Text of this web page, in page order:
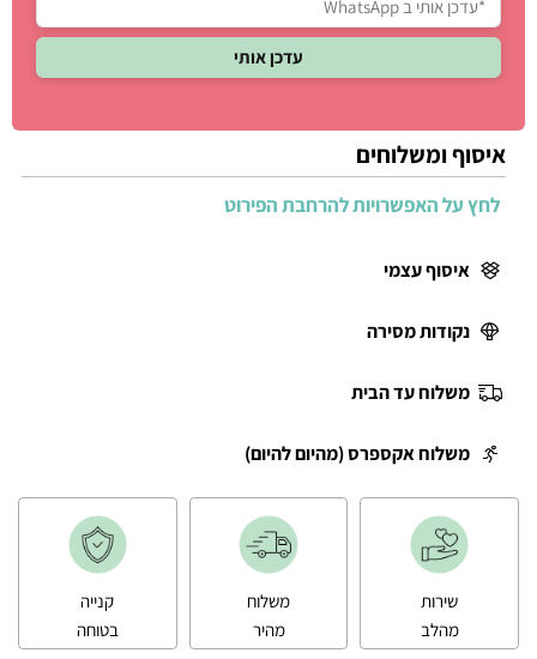
איסוף ומשלוחים
לחץ על האפשרויות להרחבת הפירוט
איסוף עצמי
נקודות מסירה
משלוח עד הבית
משלוח אקספרס (מהיום להיום)
שירות
מהלב
משלוח
מהיר
קנייה
בטוחה